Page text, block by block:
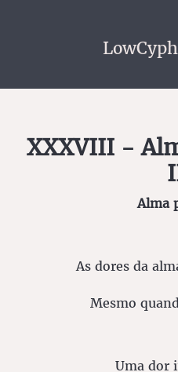
XXXVIII -
Alma
As dores da
Mesmo
Uma dor